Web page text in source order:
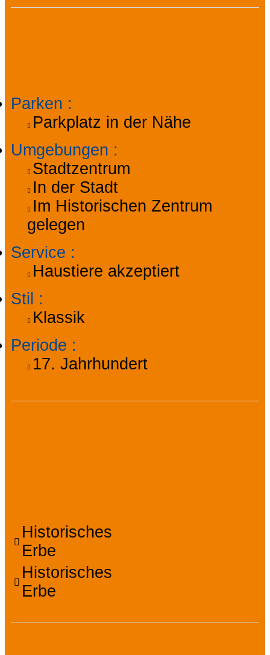
Parken :
Parkplatz in der Nähe
Umgebungen :
Stadtzentrum
In der Stadt
Im Historischen Zentrum
gelegen
Service :
Haustiere akzeptiert
Stil :
Klassik
Periode :
17. Jahrhundert
Historisches
Erbe
Historisches
Erbe